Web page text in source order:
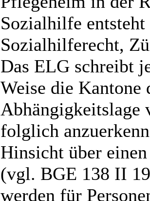
Sozialhilfe
Sozialhilferecht,
Das ELG schreibt
Weise die Kantone
Abhängigkeitslage
folglich
Hinsicht über
(vgl. BGE 138 II
werden für